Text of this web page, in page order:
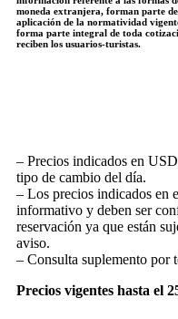
moneda extranjera, forman parte
aplicación de la normatividad
forma parte integral de toda
reciben los usuarios-turistas.
– Precios indicados en
tipo de cambio del día.
– Los precios indicados en
informativo y deben ser
reservación ya que están
aviso.
– Consulta suplemento por
Precios vigentes hasta el